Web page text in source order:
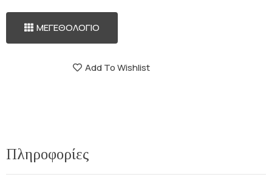
ΜΕΓΕΘΟΛΟΓΙΟ
Add To Wishlist
Πληροφορίες